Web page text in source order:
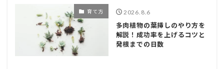
育て方 2026.8.6
多肉植物の葉挿しのやり方を
解説！成功率を上げるコツと
発根までの日数